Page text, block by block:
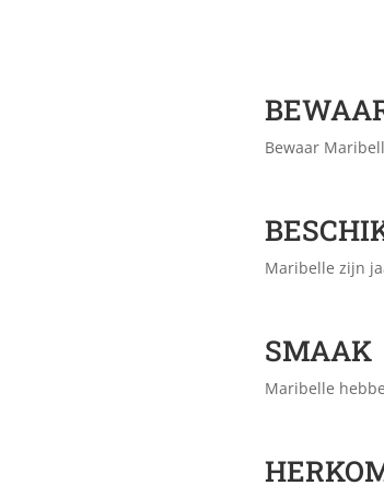
Bewaar
Maribelle zijn
SMAAK
Maribelle